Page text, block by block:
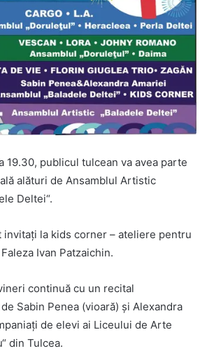
19.30, publicul tulcean va avea parte
alături de Ansamblul Artistic
Deltei“.
la kids corner – ateliere pentru
Ivan Patzaichin.
continuă cu un recital
Sabin Penea (vioară) și Alexandra
de elevi ai Liceului de Arte
din Tulcea.